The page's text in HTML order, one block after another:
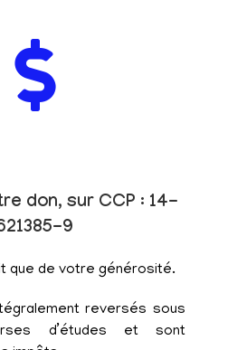
don, sur CCP : 14-
9
que de votre générosité.
reversés sous
d’études et sont